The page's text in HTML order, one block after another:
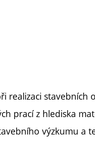
realizaci stavebních
prací z hlediska
výzkumu a